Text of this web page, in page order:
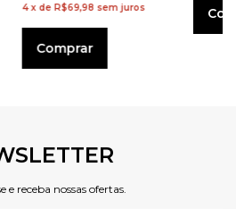
4 x de R$69,98 sem juros
Comprar
e receba nossas ofertas.